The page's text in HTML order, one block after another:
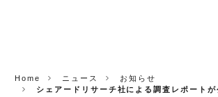
Home ニュース
お知らせ
シェアードリサーチ社による調査レポートが